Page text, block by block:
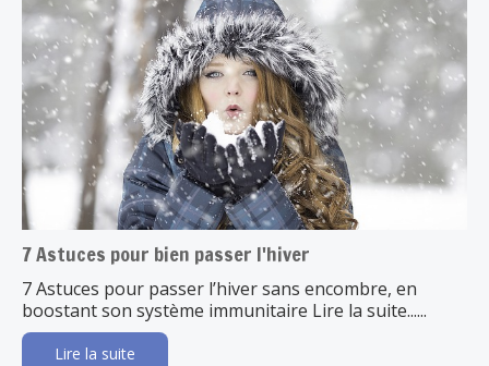
7 Astuces pour bien passer l'hiver
7 Astuces pour passer l’hiver sans encombre, en
boostant son système immunitaire Lire la suite......
Lire la suite